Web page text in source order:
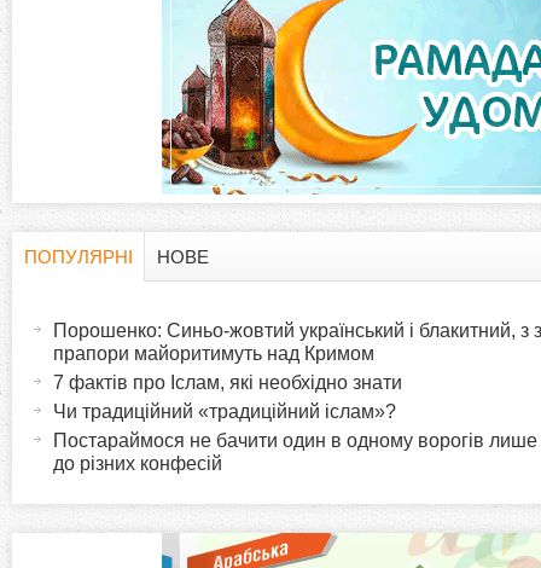
а
к
и
ПОПУЛЯРНІ
в
НОВЕ
Порошенко: Синьо-жовтий український і блакитний, з
прапори майоритимуть над Кримом
7 фактів про Іслам, які необхідно знати
Чи традиційний «традиційний іслам»?
Постараймося не бачити один в одному ворогів лише
до різних конфесій